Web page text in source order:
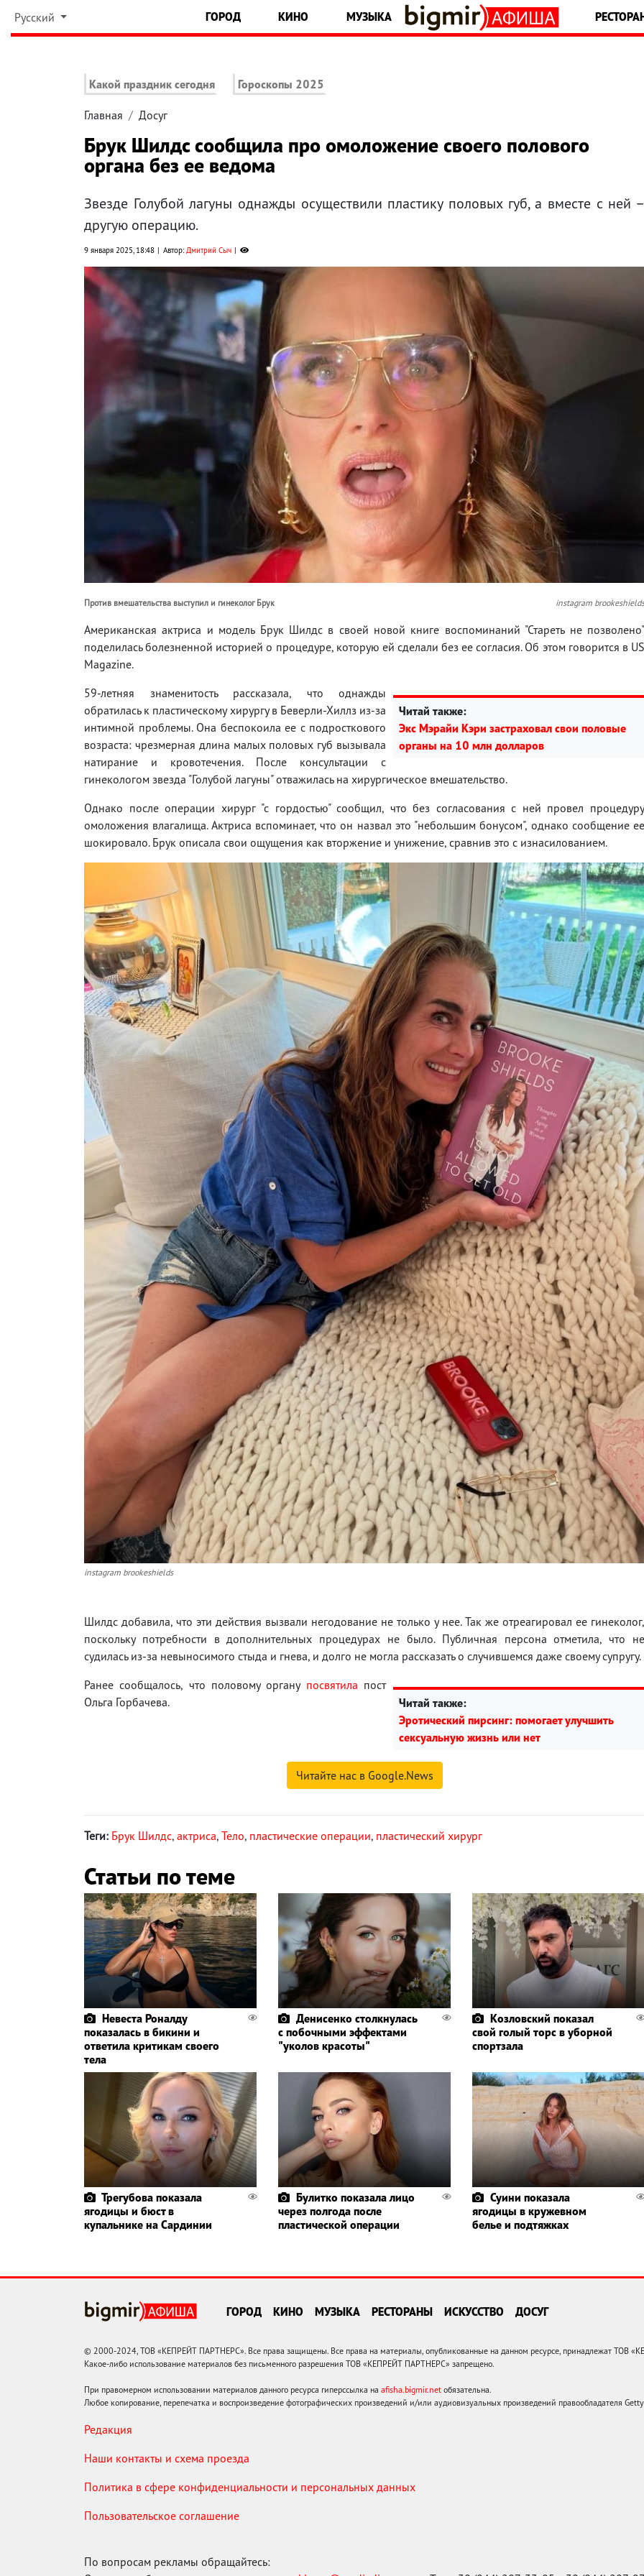
Русский ГОРОД КИНО МУЗЫКА
Какой праздник сегодня Гороскопы 2025
Главная Досуг
Брук Шилдс сообщила про омоложение своего полового
органа без ее ведома
Звезде Голубой лагуны однажды осуществили пластику половых губ, а вместе с ней –
другую операцию.
9 января 2025, 18:48 Автор:Дмитрий Сыч
Против вмешательства выступил и гинеколог Брук instagram brookeshields
Американская актриса и модель Брук Шилдс в своей новой книге воспоминаний "Стареть не позволено"
поделилась болезненной историей о процедуре, которую ей сделали без ее согласия. Об этом говорится в US
Magazine.
Читай также:
Экс Мэрайи Кэри застраховал свои половые
органы на 10 млн долларов
59-летняя знаменитость рассказала, что однажды
обратилась к пластическому хирургу в Беверли-Хиллз из-за
интимной проблемы. Она беспокоила ее с подросткового
возраста: чрезмерная длина малых половых губ вызывала
натирание и кровотечения. После консультации с
гинекологом звезда "Голубой лагуны" отважилась на хирургическое вмешательство.
Однако после операции хирург "с гордостью" сообщил, что без согласования с ней провел процедуру
омоложения влагалища. Актриса вспоминает, что он назвал это "небольшим бонусом", однако сообщение ее
шокировало. Брук описала свои ощущения как вторжение и унижение, сравнив это с изнасилованием.
instagram brookeshields
Шилдс добавила, что эти действия вызвали негодование не только у нее. Так же отреагировал ее гинеколог,
поскольку потребности в дополнительных процедурах не было. Публичная персона отметила, что не
судилась из-за невыносимого стыда и гнева, и долго не могла рассказать о случившемся даже своему супругу.
Читай также:
Эротический пирсинг: помогает улучшить
сексуальную жизнь или нет
Ранее сообщалось, что половому органу посвятила пост
Ольга Горбачева.
Читайте нас в Google.News
Теги: Брук Шилдс, актриса, Тело, пластические операции, пластический хирург
Статьи по теме
Невеста Роналду
показалась в бикини и
ответила критикам своего
тела
Денисенко столкнулась
с побочными эффектами
"уколов красоты"
Козловский показал
свой голый торс в уборной
спортзала
Трегубова показала
ягодицы и бюст в
купальнике на Сардинии
Булитко показала лицо
через полгода после
пластической операции
Суини показала
ягодицы в кружевном
белье и подтяжках
ГОРОД КИНО МУЗЫКА РЕСТОРАНЫ ИСКУССТВО ДОСУГ
© 2000-2024, ТОВ «КЕПРЕЙТ ПАРТНЕРС». Все права защищены. Все права на материалы, опубликованные на данном ресурсе, принадлежат ТОВ
Какое-либо использование материалов без письменного разрешения ТОВ «КЕПРЕЙТ ПАРТНЕРС» запрещено.
При правомерном использовании материалов данного ресурса гиперссылка на afisha.bigmir.net обязательна.
Любое копирование, перепечатка и воспроизведение фотографических произведений и/или аудиовизуальных произведений правообладателя
Редакция
Наши контакты и схема проезда
Политика в сфере конфиденциальности и персональных данных
Пользовательское соглашение
По вопросам рекламы обращайтесь: